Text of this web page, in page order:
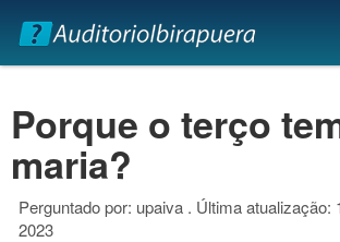
Porque o terço
maria?
Perguntado por: upaiva . Última atualização:
2023